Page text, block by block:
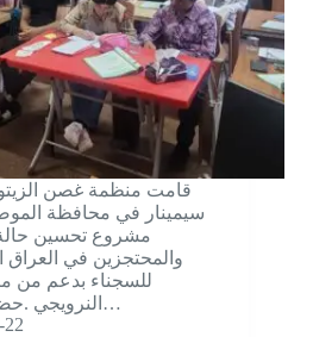
سيمينار في محافظة
مشروع تحسين
والمحتجزين في العراق
للسجناء بدعم من
النرويجي .حضر الاجتماع 28 شخصا 13…
22